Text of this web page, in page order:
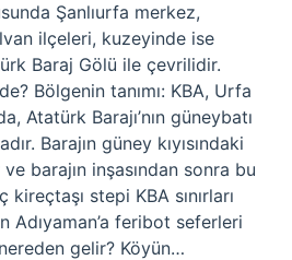
Şanlıurfa merkez,
ilçeleri, kuzeyinde ise
Baraj Gölü ile çevrilidir.
Bölgenin tanımı: KBA, Urfa
Atatürk Barajı’nın güneybatı
Barajın güney kıyısındaki
barajın inşasından sonra bu
stepi KBA sınırları
Adıyaman’a feribot seferleri
gelir? Köyün…